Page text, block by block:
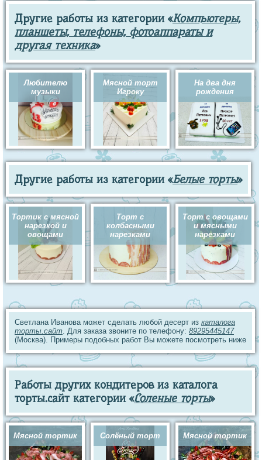
Другие работы из категории «Компьютеры,
планшеты, телефоны, фотоаппараты и
другая техника»
Любителю
музыки
Мясной торт
Игроку
На два дня
рождения
Другие работы из категории «Белые торты»
Тортик с мясной
нарезкой и
овощами
Торт с
колбасными
нарезками
Торт с овощами
и мясными
нарезками
Светлана Иванова может сделать любой десерт из каталога
торты.сайт. Для заказа звоните по телефону: 89295445147
(Москва). Примеры подобных работ Вы можете посмотреть ниже
Работы других кондитеров из каталога
торты.сайт категории «Соленые торты»
Мясной тортик Солёный торт Мясной тортик